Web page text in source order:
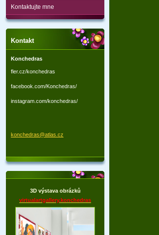
Kontaktujte mne
Kontakt
Konchedras
fler.cz/konchedras
facebook.com/Konchedras/
instagram.com/konchedras/
konchedras@atlas .cz
3D výstava obrázků
virtualartgallery.konchedras